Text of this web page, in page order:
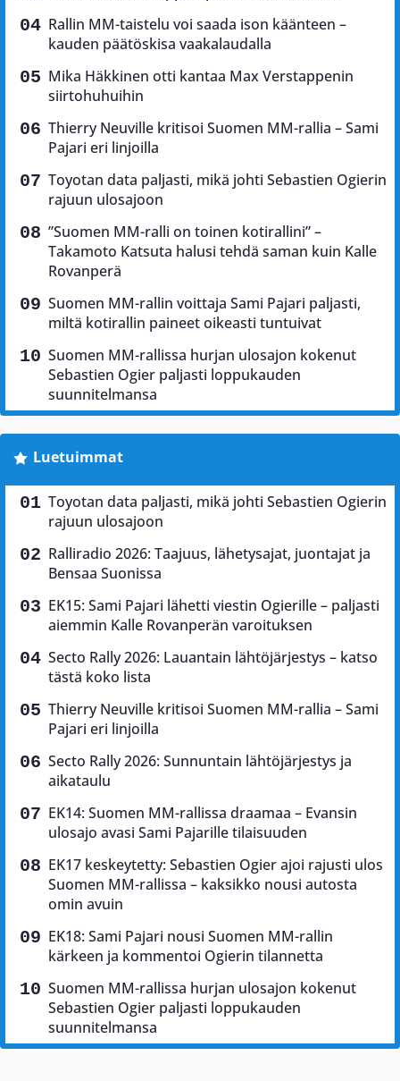
Rallin MM-taistelu voi saada ison käänteen –
kauden päätöskisa vaakalaudalla
Mika Häkkinen otti kantaa Max Verstappenin
siirtohuhuihin
Thierry Neuville kritisoi Suomen MM-rallia – Sami
Pajari eri linjoilla
Toyotan data paljasti, mikä johti Sebastien Ogierin
rajuun ulosajoon
”Suomen MM-ralli on toinen kotirallini” –
Takamoto Katsuta halusi tehdä saman kuin Kalle
Rovanperä
Suomen MM-rallin voittaja Sami Pajari paljasti,
miltä kotirallin paineet oikeasti tuntuivat
Suomen MM-rallissa hurjan ulosajon kokenut
Sebastien Ogier paljasti loppukauden
suunnitelmansa
Luetuimmat
Toyotan data paljasti, mikä johti Sebastien Ogierin
rajuun ulosajoon
Ralliradio 2026: Taajuus, lähetysajat, juontajat ja
Bensaa Suonissa
EK15: Sami Pajari lähetti viestin Ogierille – paljasti
aiemmin Kalle Rovanperän varoituksen
Secto Rally 2026: Lauantain lähtöjärjestys – katso
tästä koko lista
Thierry Neuville kritisoi Suomen MM-rallia – Sami
Pajari eri linjoilla
Secto Rally 2026: Sunnuntain lähtöjärjestys ja
aikataulu
EK14: Suomen MM-rallissa draamaa – Evansin
ulosajo avasi Sami Pajarille tilaisuuden
EK17 keskeytetty: Sebastien Ogier ajoi rajusti ulos
Suomen MM-rallissa – kaksikko nousi autosta
omin avuin
EK18: Sami Pajari nousi Suomen MM-rallin
kärkeen ja kommentoi Ogierin tilannetta
Suomen MM-rallissa hurjan ulosajon kokenut
Sebastien Ogier paljasti loppukauden
suunnitelmansa